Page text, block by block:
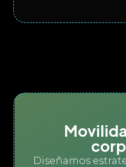
Diseñamos